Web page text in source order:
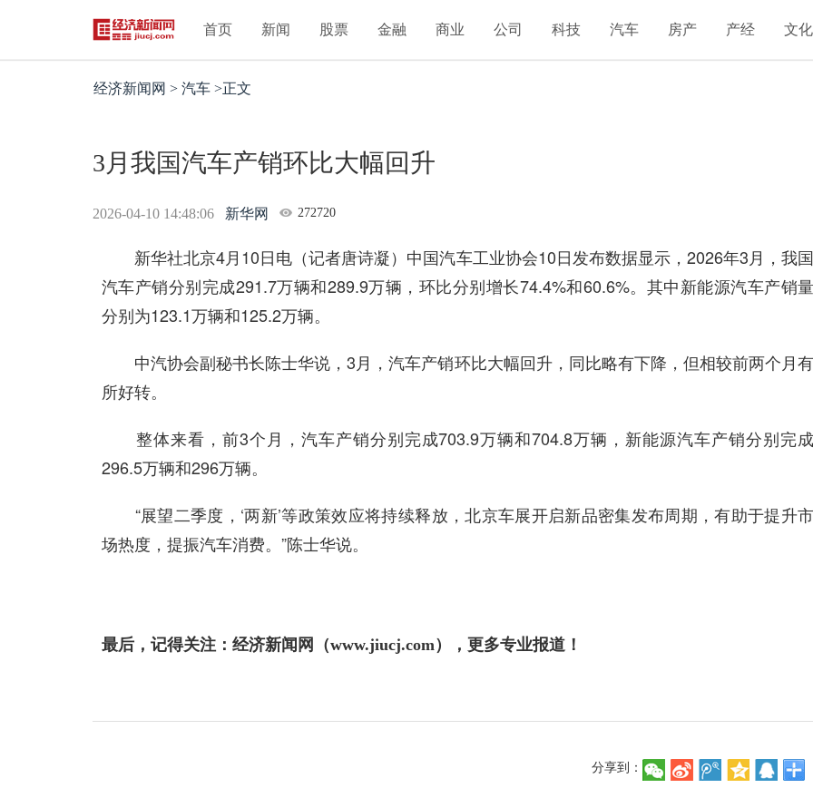
首页 新闻 股票 金融 商业 公司 科技 汽车 房产 产经 文化
经济新闻网 > 汽车 >正文
3月我国汽车产销环比大幅回升
2026-04-10 14:48:06 新华网 272720
新华社北京4月10日电（记者唐诗凝）中国汽车工业协会10日发布数据显示，2026年3月，我国
汽车产销分别完成291.7万辆和289.9万辆，环比分别增长74.4%和60.6%。其中新能源汽车产销量
分别为123.1万辆和125.2万辆。
中汽协会副秘书长陈士华说，3月，汽车产销环比大幅回升，同比略有下降，但相较前两个月有
所好转。
整体来看，前3个月，汽车产销分别完成703.9万辆和704.8万辆，新能源汽车产销分别完成
296.5万辆和296万辆。
“展望二季度，‘两新’等政策效应将持续释放，北京车展开启新品密集发布周期，有助于提升市
场热度，提振汽车消费。”陈士华说。
最后，记得关注：经济新闻网（www.jiucj.com），更多专业报道！
分享到：